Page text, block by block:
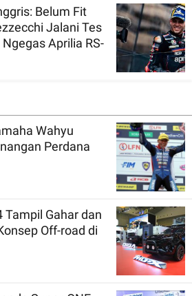
Belum Fit
Jalani Tes
Aprilia RS-
Wahyu
Perdana
Tampil Gahar dan
Off-road di